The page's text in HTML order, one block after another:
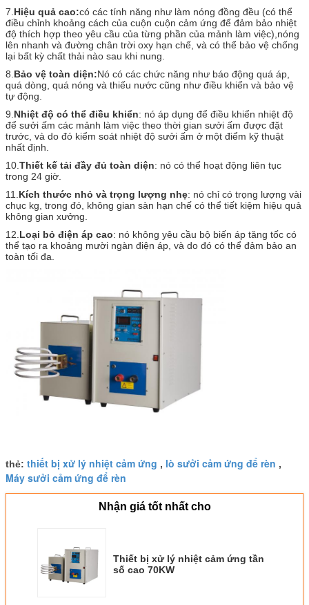
7. Hiệu quả cao:có các tính năng như làm nóng đồng đều (có thể
điều chỉnh khoảng cách của cuộn cuộn cảm ứng để đảm bảo nhiệt
độ thích hợp theo yêu cầu của từng phần của mảnh làm việc),nóng
lên nhanh và đường chân trời oxy hạn chế, và có thể bảo vệ chống
lại bất kỳ chất thải nào sau khi nung.
8. Bảo vệ toàn diện:Nó có các chức năng như báo động quá áp,
quá dòng, quá nóng và thiếu nước cũng như điều khiển và bảo vệ
tự động.
9. Nhiệt độ có thể điều khiển: nó áp dụng để điều khiển nhiệt độ
để sưởi ấm các mảnh làm việc theo thời gian sưởi ấm được đặt
trước, và do đó kiểm soát nhiệt độ sưởi ấm ở một điểm kỹ thuật
nhất định.
10. Thiết kế tải đầy đủ toàn diện: nó có thể hoạt động liên tục
trong 24 giờ.
11. Kích thước nhỏ và trọng lượng nhẹ: nó chỉ có trọng lượng vài
chục kg, trong đó, không gian sàn hạn chế có thể tiết kiệm hiệu quả
không gian xưởng.
12. Loại bỏ điện áp cao: nó không yêu cầu bộ biến áp tăng tốc có
thể tạo ra khoảng mười ngàn điện áp, và do đó có thể đảm bảo an
toàn tối đa.
thẻ: thiết bị xử lý nhiệt cảm ứng , lò sưởi cảm ứng để rèn ,
Máy sưởi cảm ứng để rèn
Nhận giá tốt nhất cho
Thiết bị xử lý nhiệt cảm ứng tần
số cao 70KW